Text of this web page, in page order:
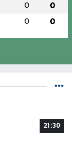
0 0
0 0
21:30